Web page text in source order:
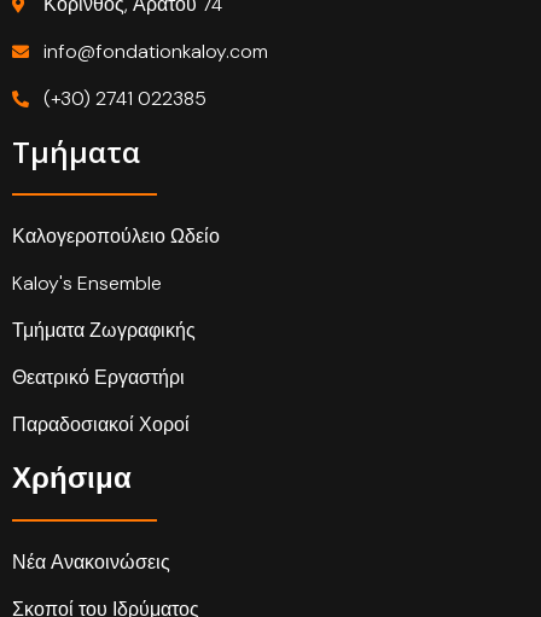
info@fondationkaloy.com
(+30) 2741 022385
Τμήματα
Καλογεροπούλειο Ωδείο
Kaloy's Ensemble
Τμήματα Ζωγραφικής
Θεατρικό Εργαστήρι
Παραδοσιακοί Χοροί
Χρήσιμα
Νέα Ανακοινώσεις
Σκοποί του Ιδρύματος